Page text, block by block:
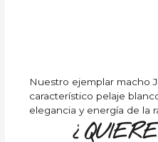
Nuestro ejemplar macho
característico pelaje
elegancia y energía de la